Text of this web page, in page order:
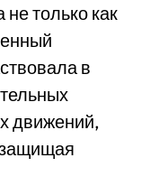
только как
в
движений,